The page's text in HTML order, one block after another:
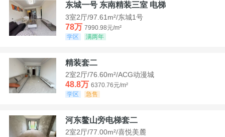
东城一号 东南精装三室 电梯
3室2厅/97.61m²/东城1号
78万 7990.98元/m²
学区
满两年
精装套二
2室2厅/76.60m²/ACG动漫城
48.8万 6370.76元/m²
学区
急售
河东鳌山旁电梯套二
2室2厅/77.00m²/喜悦美麓